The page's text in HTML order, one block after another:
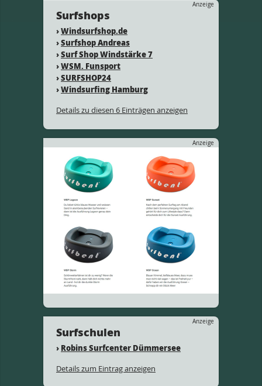
Anzeige
Surfshops
›Windsurfshop.de
›Surfshop Andreas
›Surf Shop Windstärke 7
›WSM. Funsport
›SURFSHOP24
›Windsurfing Hamburg
Details zu diesen 6 Einträgen anzeigen
Anzeige
Anzeige
Surfschulen
› Robins Surfcenter Dümmersee
Details zum Eintrag anzeigen